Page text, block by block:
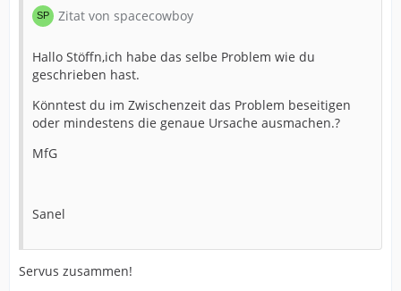
Zitat von spacecowboy
Hallo Stöffn,ich habe das selbe Problem wie du
geschrieben hast.
Könntest du im Zwischenzeit das Problem beseitigen
oder mindestens die genaue Ursache ausmachen.?
MfG
Sanel
Servus zusammen!